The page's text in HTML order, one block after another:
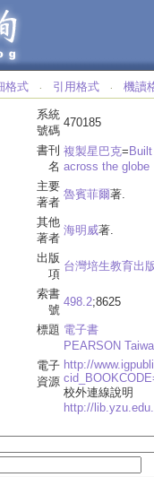
格式 ‧ 引用格式 ‧ 機讀
系統
號碼
470185
書刊
名
複製星巴克=
across the globe
主要
著者
魯賓菲爾著.
其他
著者
海明威著.
出版
項
台灣培生教育出
索書
號
498.2;8625
標題 電子書
PEARSON
電子
資源
http://
校外連線說明
http://